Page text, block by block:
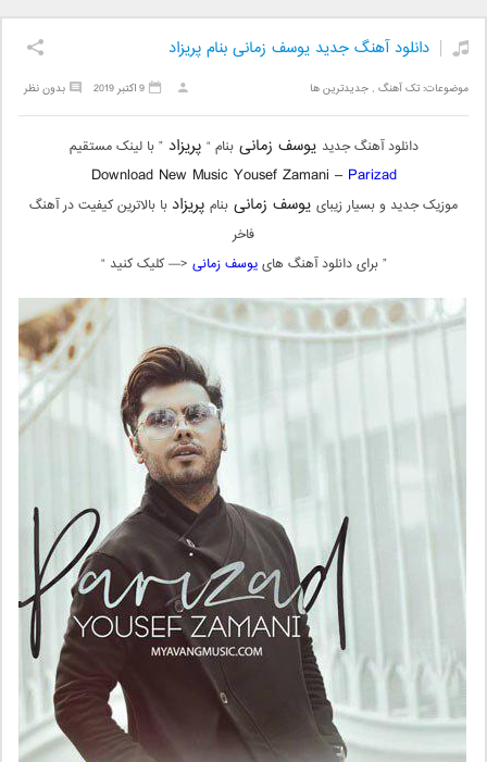
دانلود آهنگ جدید یوسف زمانی بنام پریزاد
موضوعات:تک آهنگ ,جدیدترین ها بدون نظر 9 اکتبر 2019
دانلود آهنگ جدید یوسف زمانیبنام “ پریزاد” با لینک مستقیم
Download New Music Yousef Zamani – Parizad
موزیک جدید و بسیار زیبای یوسف زمانی بنام پریزاد با بالاترین کیفیت در آهنگ
فاخر
” برای دانلود آهنگ هاییوسف زمانی <— کلیک کنید “